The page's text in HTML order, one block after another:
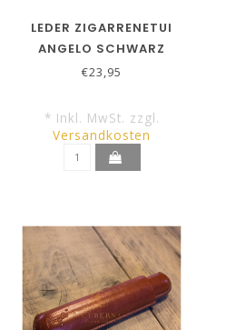
LEDER ZIGARRENETUI
ANGELO SCHWARZ
€23,95
* Inkl. MwSt. zzgl.
Versandkosten